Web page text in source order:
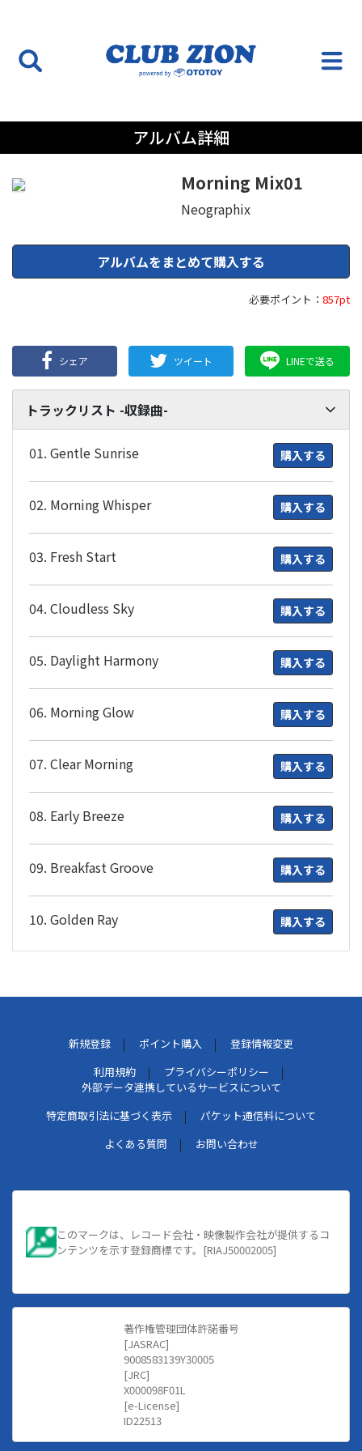
アルバム詳細
Morning Mix01
Neographix
アルバムをまとめて購入する
必要ポイント： 857pt
シェア ツイート LINEで送る
トラックリスト -収録曲-
01. Gentle Sunrise 購入する
02. Morning Whisper 購入する
03. Fresh Start 購入する
04. Cloudless Sky 購入する
05. Daylight Harmony 購入する
06. Morning Glow 購入する
07. Clear Morning 購入する
08. Early Breeze 購入する
09. Breakfast Groove 購入する
10. Golden Ray 購入する
新規登録 ポイント購入
登録情報変更
利用規約
プライバシーポリシー
外部データ連携しているサービスについて
特定商取引法に基づく表示
パケット通信料について
よくある質問
お問い合わせ
このマークは、レコード会社・映像製作会社が提供するコ
ンテンツを示す登録商標です。[RIAJ50002005]
著作権管理団体許諾番号
[JASRAC]
9008583139Y30005
[JRC]
X000098F01L
[e-License]
ID22513